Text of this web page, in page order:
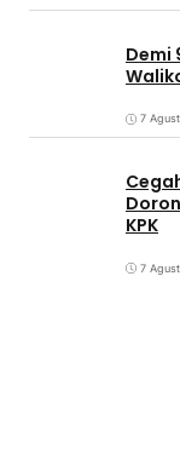
Demi
7
KPK
7